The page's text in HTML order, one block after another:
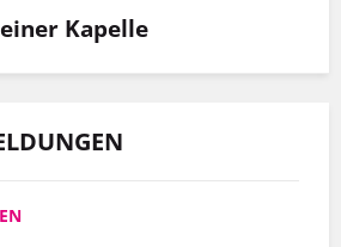
Kapelle